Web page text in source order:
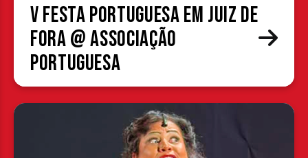
V Festa Portuguesa em Juiz de
Fora @ Associação
Portuguesa